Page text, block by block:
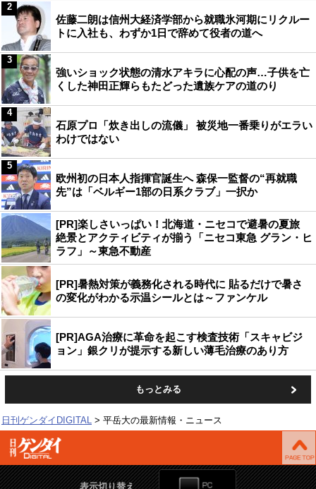
佐藤二朗は信州大経済学部から就職氷河期にリクルー
トに入社も、わずか1日で辞めて役者の道へ
2
強いショック状態の清水アキラに心配の声…子供を亡
くした神田正輝らもたどった遺族ケアの道のり
3
石原プロ「炊き出しの流儀」 被災地一番乗りがエラい
わけではない
4
欧州初の日本人指揮官誕生へ 森保一監督の“再就職
先”は「ベルギー1部の日系クラブ」一択か
5
[PR]楽しさいっぱい！北海道・ニセコで避暑の夏旅
絶景とアクティビティが揃う「ニセコ東急 グラン・ヒ
ラフ」～東急不動産
[PR]暑熱対策が義務化される時代に 貼るだけで暑さ
の変化がわかる示温シールとは～ファンケル
[PR]AGA治療に革命を起こす検査技術「スキャビジ
ョン」銀クリが提示する新しい薄毛治療のあり方
もっとみる
日刊ゲンダイDIGITAL 平岳大の最新情報・ニュース
表示切り替え